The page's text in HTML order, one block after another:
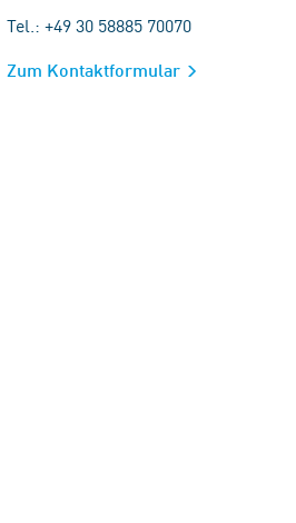
Tel.: +49 30 58885 70070
Zum Kontaktformular